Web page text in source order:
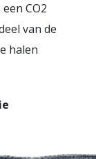
CO2
van de
halen